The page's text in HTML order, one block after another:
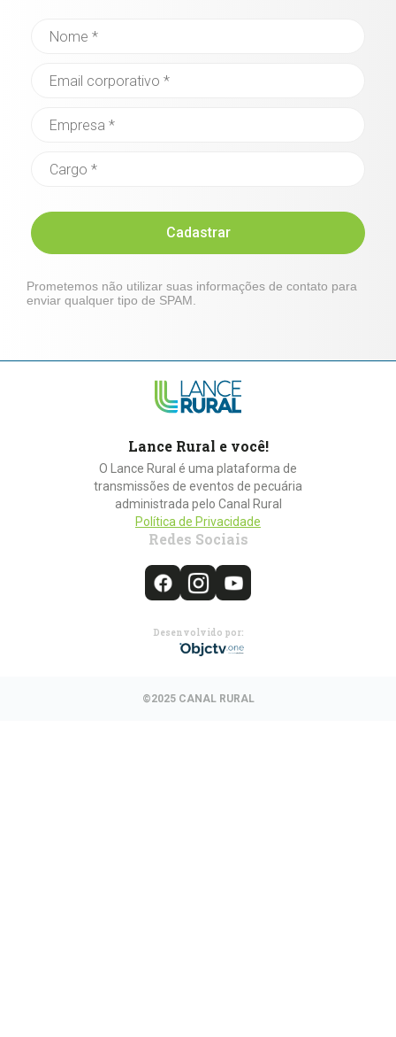
Cadastrar
Prometemos não utilizar suas informações de contato para
enviar qualquer tipo de SPAM.
Lance Rural e você!
O Lance Rural é uma plataforma de
transmissões de eventos de pecuária
administrada pelo Canal Rural
Política de Privacidade
Redes Sociais
Desenvolvido por:
©2025 CANAL RURAL